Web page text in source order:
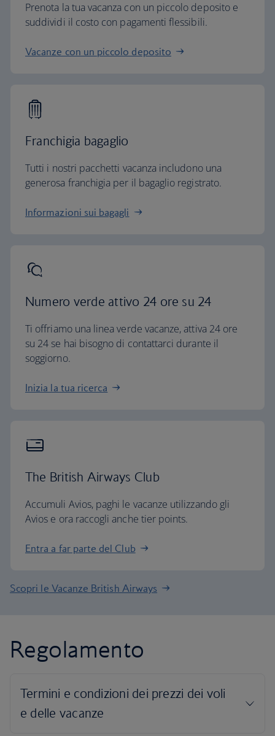
Prenota la tua vacanza con un piccolo deposito e
suddividi il costo con pagamenti flessibili.
Vacanze con un piccolo deposito
Franchigia bagaglio
Tutti i nostri pacchetti vacanza includono una
generosa franchigia per il bagaglio registrato.
Informazioni sui bagagli
Numero verde attivo 24 ore su 24
Ti offriamo una linea verde vacanze, attiva 24 ore
su 24 se hai bisogno di contattarci durante il
soggiorno.
Inizia la tua ricerca
The British Airways Club
Accumuli Avios, paghi le vacanze utilizzando gli
Avios e ora raccogli anche tier points.
Entra a far parte del Club
Scopri le Vacanze British Airways
Regolamento